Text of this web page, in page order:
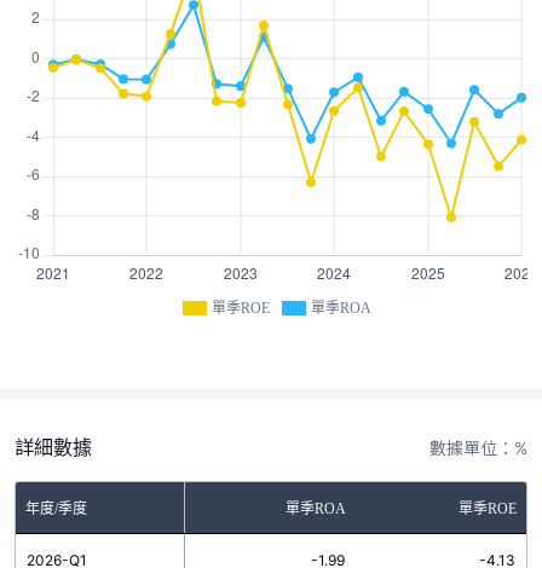
單季ROE 單季ROA
詳細數據 數據單位：%
年度/季度 單季ROA 單季ROE
2026-Q1 -1.99 -4.13